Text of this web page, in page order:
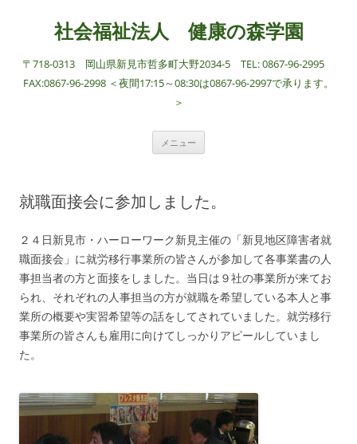
社会福祉法人 健康の森学園
〒718-0313 岡山県新見市哲多町大野2034-5 TEL: 0867-96-2995
FAX:0867-96-2998 ＜夜間17:15～08:30は0867-96-2997で承ります。
＞
メニュー
ス
キ
プ
就職面接会に参加しました。
２４日新見市・ハーローワーク新見主催の「新見地区障害者就
職面接会」に就労移行事業所の皆さんが参加して各事業書の人
事担当者の方と面接をしました。当日は９社の事業所が来てお
られ、それぞれの人事担当の方が就職を希望している本人と事
業所の概要や実習希望等の話をしてされていました。就労移行
事業所の皆さんも雇用に向けてしっかりアピールしていまし
た。